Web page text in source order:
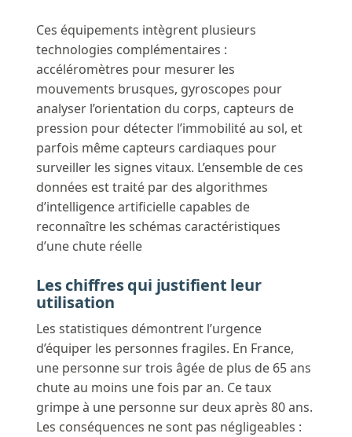
Ces équipements intègrent plusieurs
technologies complémentaires :
accéléromètres pour mesurer les
mouvements brusques, gyroscopes pour
analyser l’orientation du corps, capteurs de
pression pour détecter l’immobilité au sol, et
parfois même capteurs cardiaques pour
surveiller les signes vitaux. L’ensemble de ces
données est traité par des algorithmes
d’intelligence artificielle capables de
reconnaître les schémas caractéristiques
d’une chute réelle
Les chiffres qui justifient leur
utilisation
Les statistiques démontrent l’urgence
d’équiper les personnes fragiles. En France,
une personne sur trois âgée de plus de 65 ans
chute au moins une fois par an. Ce taux
grimpe à une personne sur deux après 80 ans.
Les conséquences ne sont pas négligeables :